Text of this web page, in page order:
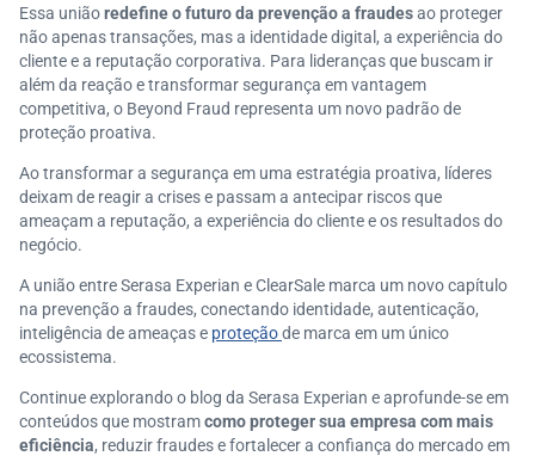
Essa uniãoredefine o futuro da prevenção a fraudesao proteger
não apenas transações, mas a identidade digital, a experiência do
cliente e a reputação corporativa. Para lideranças que buscam ir
além da reação e transformar segurança em vantagem
competitiva, o Beyond Fraud representa um novo padrão de
proteção proativa.
Ao transformar a segurança em uma estratégia proativa, líderes
deixam de reagir a crises e passam a antecipar riscos que
ameaçam a reputação, a experiência do cliente e os resultados do
negócio.
A união entre Serasa Experian e ClearSale marca um novo capítulo
na prevenção a fraudes, conectando identidade, autenticação,
inteligência de ameaças e proteçãode marca em um único
ecossistema.
Continue explorando o blog da Serasa Experian e aprofunde-se em
conteúdos que mostramcomo proteger sua empresa com mais
eficiência, reduzir fraudes e fortalecer a confiança do mercado em